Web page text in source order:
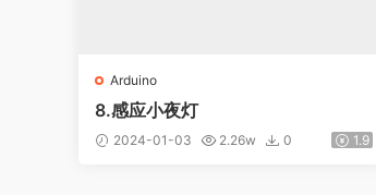
Arduino
8.感应小夜灯
2024-01-03 2.26w 0 1.9